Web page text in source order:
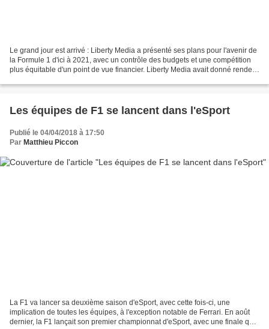
Le grand jour est arrivé : Liberty Media a présenté ses plans pour l'avenir de
la Formule 1 d'ici à 2021, avec un contrôle des budgets et une compétition
plus équitable d'un point de vue financier. Liberty Media avait donné rendez-
Les équipes de F1 se lancent dans l'eSport
Publié le 04/04/2018 à 17:50
Par Matthieu Piccon
La F1 va lancer sa deuxième saison d'eSport, avec cette fois-ci, une
implication de toutes les équipes, à l'exception notable de Ferrari. En août
dernier, la F1 lançait son premier championnat d'eSport, avec une finale qui